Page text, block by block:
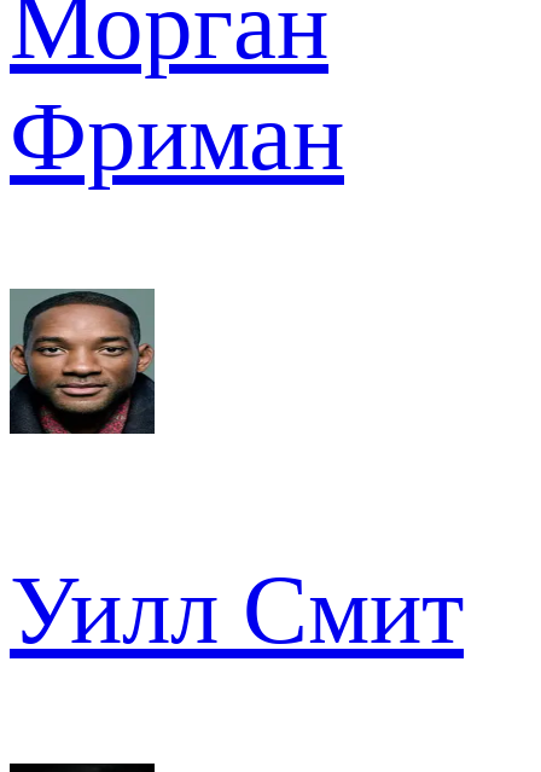
Морган
Фриман
Уилл Смит